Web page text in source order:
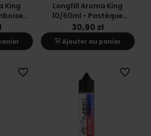
King
Longfill Aroma King
10/60ml - Pastèque
Glacée
30,90 zł
shopping_cartAjouter au panier
favorite_border favorite_border